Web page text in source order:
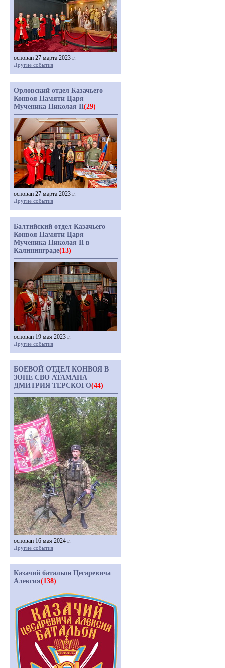
основан 27 марта 2023 г.
Другие события
Орловский отдел Казачьего
Конвоя Памяти Царя
Мученика Николая II(29)
основан 27 марта 2023 г.
Другие события
Балтийский отдел Казачьего
Конвоя Памяти Царя
Мученика Николая II в
Калининграде(13)
основан 19 мая 2023 г.
Другие события
БОЕВОЙ ОТДЕЛ КОНВОЯ В
ЗОНЕ СВО АТАМАНА
ДМИТРИЯ ТЕРСКОГО(44)
основан 16 мая 2024 г.
Другие события
Казачий батальон Цесаревича
Алексия(138)